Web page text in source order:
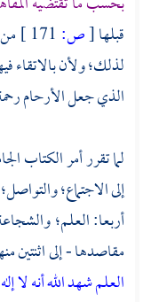
قبلها[ص:
لذلك؛ ولأن بالاتقاء
الذي جعل الأرحام
لما تقرر أمر الكتاب
إلى الاجتماع؛
أربعا: العلم؛
مقاصدها - إلى اثنتين
العلمشهد الله أنه لا